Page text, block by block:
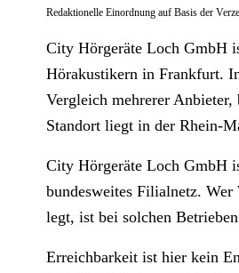
Redaktionelle Einordnung auf Basis der
City Hörgeräte Loch GmbH
Hörakustikern in Frankfurt.
Vergleich mehrerer
Standort liegt in der Rhein-
City Hörgeräte Loch GmbH
bundesweites Filialnetz. Wer
legt, ist bei solchen
Erreichbarkeit ist hier kein